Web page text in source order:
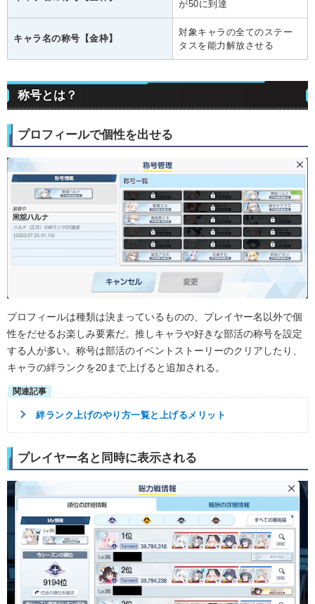
が50に到達
キャラ名の称号【金枠】
対象キャラの全てのステー
タスを能力解放させる
称号とは？
プロフィールで個性を出せる
プロフィールは種類は決まっているものの、プレイヤー名以外で個
性をだせるお楽しみ要素だ。推しキャラや好きな部活の称号を設定
する人が多い。称号は部活のイベントストーリーのクリアしたり、
キャラの絆ランクを20まで上げると追加される。
絆ランク上げのやり方一覧と上げるメリット
プレイヤー名と同時に表示される